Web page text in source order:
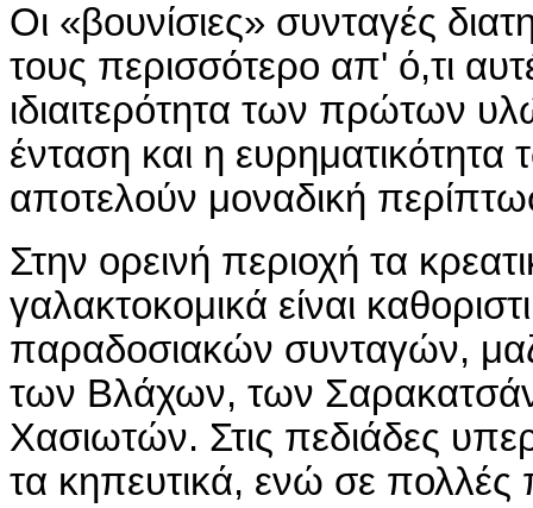
Οι «βουνίσιες» συνταγές
τους περισσότερο απ' ό,τι
ιδιαιτερότητα των πρώτων
ένταση και η
αποτελούν μοναδική
Στην ορεινή περιοχή τα
γαλακτοκομικά είναι
παραδοσιακών συνταγών,
των Βλάχων, των
Χασιωτών. Στις πεδιάδες
τα κηπευτικά, ενώ σε πολλές